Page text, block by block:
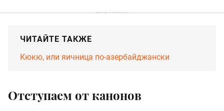
ЧИТАЙТЕ ТАКЖЕ
Кюкю, или яичница по-азербайджански
Отступаем от канонов